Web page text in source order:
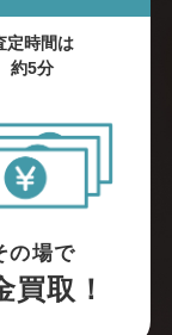
定時間は
約5分
の場で
買取！